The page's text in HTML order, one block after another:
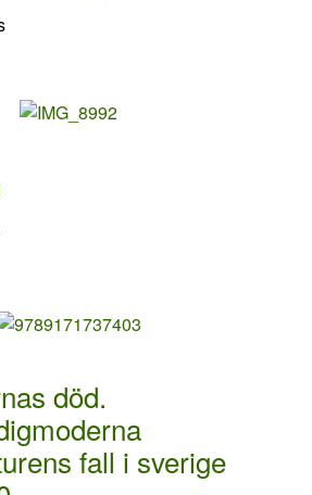
död.
fall i sverige